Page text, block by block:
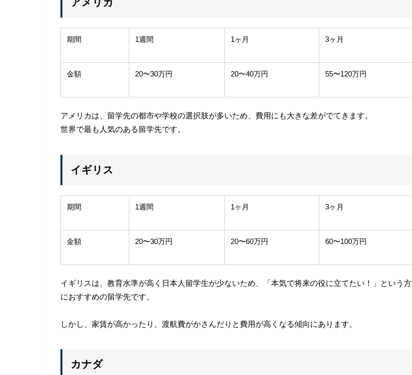
アメリカ
期間 1週間 1ヶ月 3ヶ月
金額 20〜30万円 20〜40万円 55〜120万円
アメリカは、留学先の都市や学校の選択肢が多いため、費用にも大きな差がでてきます。
世界で最も人気のある留学先です。
イギリス
期間 1週間 1ヶ月 3ヶ月
金額 20〜30万円 20〜60万円 60〜100万円
イギリスは、教育水準が高く日本人留学生が少ないため、「本気で将来の役に立てたい！」という方
におすすめの留学先です。
しかし、家賃が高かったり、渡航費がかさんだりと費用が高くなる傾向にあります。
カナダ